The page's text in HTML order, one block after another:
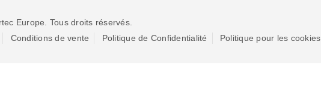
Europe. Tous droits réservés.
Conditions de vente Politique de Confidentialité Politique pour les cookies